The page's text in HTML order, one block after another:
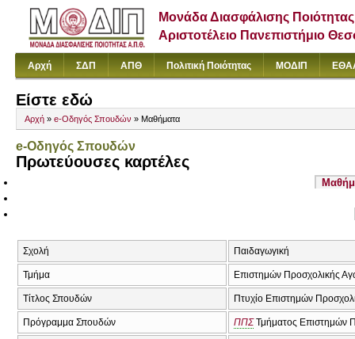
Μονάδα Διασφάλισης Ποιότητας
Αριστοτέλειο Πανεπιστήμιο
Αρχή ΣΔΠ ΑΠΘ Πολιτική Ποιότητας ΜΟΔΙΠ
Είστε εδώ
Αρχή » e-Οδηγός Σπουδών » Μαθήματα
e-Οδηγός Σπουδών
Πρωτεύουσες καρτέλες
Σχολή Παιδαγωγική
Τμήμα Επιστημών Προσχολικής
Τίτλος Σπουδών Πτυχίο Επιστημών
Πρόγραμμα Σπουδών ΠΠΣΤμήματος Επιστημών